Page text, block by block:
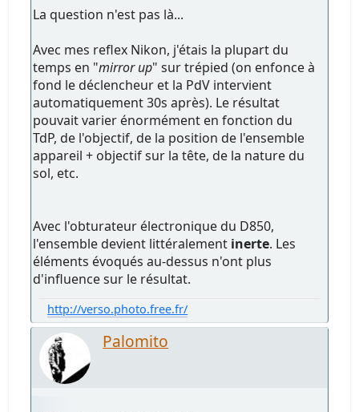
La question n'est pas là...
Avec mes reflex Nikon, j'étais la plupart du
temps en "mirror up" sur trépied (on enfonce à
fond le déclencheur et la PdV intervient
automatiquement 30s après). Le résultat
pouvait varier énormément en fonction du
TdP, de l'objectif, de la position de l'ensemble
appareil + objectif sur la tête, de la nature du
sol, etc.
Avec l'obturateur électronique du D850,
l'ensemble devient littéralement inerte. Les
éléments évoqués au-dessus n'ont plus
d'influence sur le résultat.
http://verso.photo.free.fr/
Palomito